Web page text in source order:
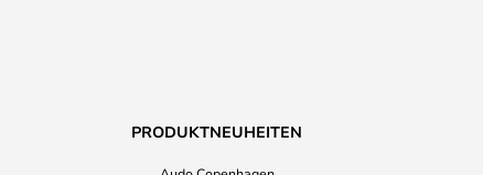
PRODUKTNEUHEITEN